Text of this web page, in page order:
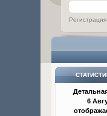
Регистрация
6